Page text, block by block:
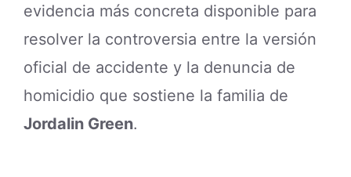
evidencia más concreta disponible para
resolver la controversia entre la versión
oficial de accidente y la denuncia de
homicidio que sostiene la familia de
Jordalin Green.